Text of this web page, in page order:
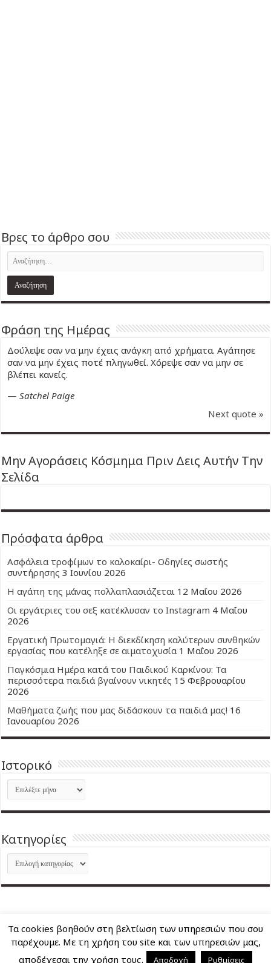
Βρες το άρθρο σου
Φράση της Ημέρας
Δούλεψε σαν να μην έχεις ανάγκη από χρήματα. Αγάπησε
σαν να μην έχεις ποτέ πληγωθεί. Χόρεψε σαν να μην σε
βλέπει κανείς.
—Satchel Paige
Next quote »
Μην Αγοράσεις Κόσμημα Πριν Δεις Αυτήν Την
Σελίδα
Πρόσφατα άρθρα
Ασφάλεια τροφίμων το καλοκαίρι- Οδηγίες σωστής
συντήρησης 3 Ιουνίου 2026
Η αγάπη της μάνας πολλαπλασιάζεται 12 Μαΐου 2026
Οι εργάτριες του σεξ κατέκλυσαν το Instagram 4 Μαΐου
2026
Εργατική Πρωτομαγιά: Η διεκδίκηση καλύτερων συνθηκών
εργασίας που κατέληξε σε αιματοχυσία 1 Μαΐου 2026
Παγκόσμια Ημέρα κατά του Παιδικού Καρκίνου: Τα
περισσότερα παιδιά βγαίνουν νικητές 15 Φεβρουαρίου
2026
Μαθήματα ζωής που μας διδάσκουν τα παιδιά μας! 16
Ιανουαρίου 2026
Ιστορικό
Ιστορικό
Kατηγορίες
Kατηγορίες
About Me Επικοινωνία
Τα cookies βοηθούν στη βελτίωση των υπηρεσιών που σου
παρέχουμε. Με τη χρήση του site και των υπηρεσιών μας,
αποδέχεσαι την χρήση τους.
Αποδοχή Ρυθμίσεις